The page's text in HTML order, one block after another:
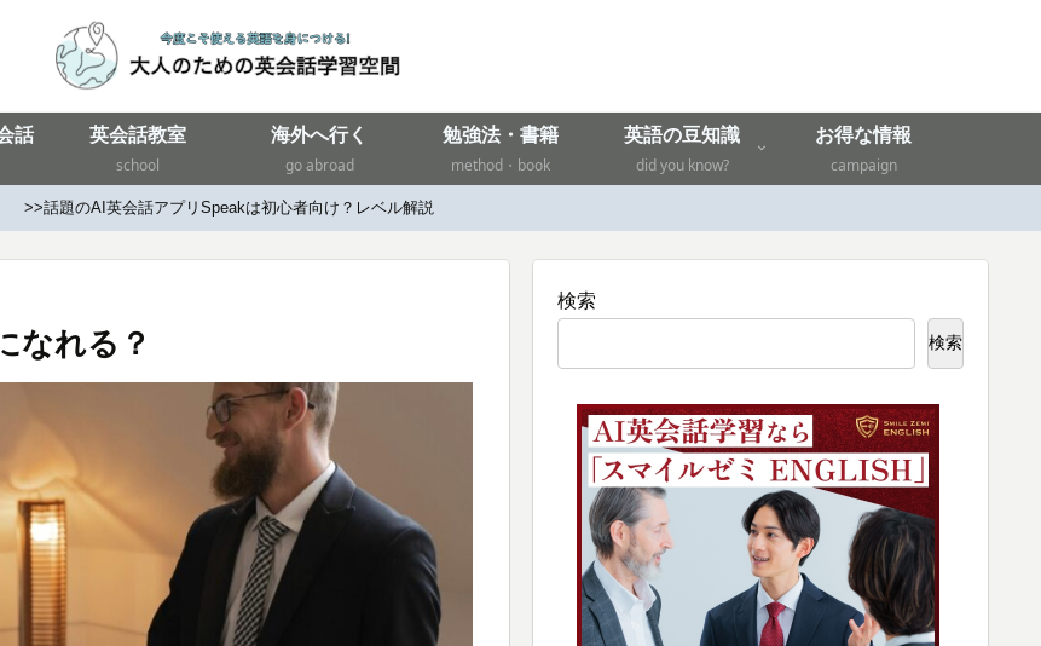
話
英会話教室
school
海外へ行く
go abroad
勉強法・書籍
method・book
英語の豆知識
did you know?
お得な情報
campaign
>>話題のAI英会話アプリSpeakは初心者向け？レベル解説
なれる？
検索
検索